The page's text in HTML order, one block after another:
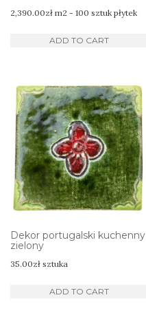
2,390.00zł m2 - 100 sztuk płytek
ADD TO CART
Dekor portugalski kuchenny
zielony
35.00zł sztuka
ADD TO CART